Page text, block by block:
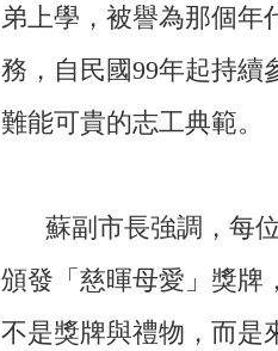
弟上學，被譽為那個年
務，自民國99年起持續
難能可貴的志工典範。
蘇副市長強調，每
頒發「慈暉母愛」獎牌
不是獎牌與禮物，而是